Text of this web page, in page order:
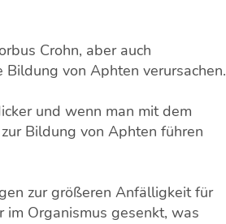
Crohn, aber auch
von Aphten verursachen.
und wenn man mit dem
Bildung von Aphten führen
zur größeren Anfälligkeit für
Organismus gesenkt, was